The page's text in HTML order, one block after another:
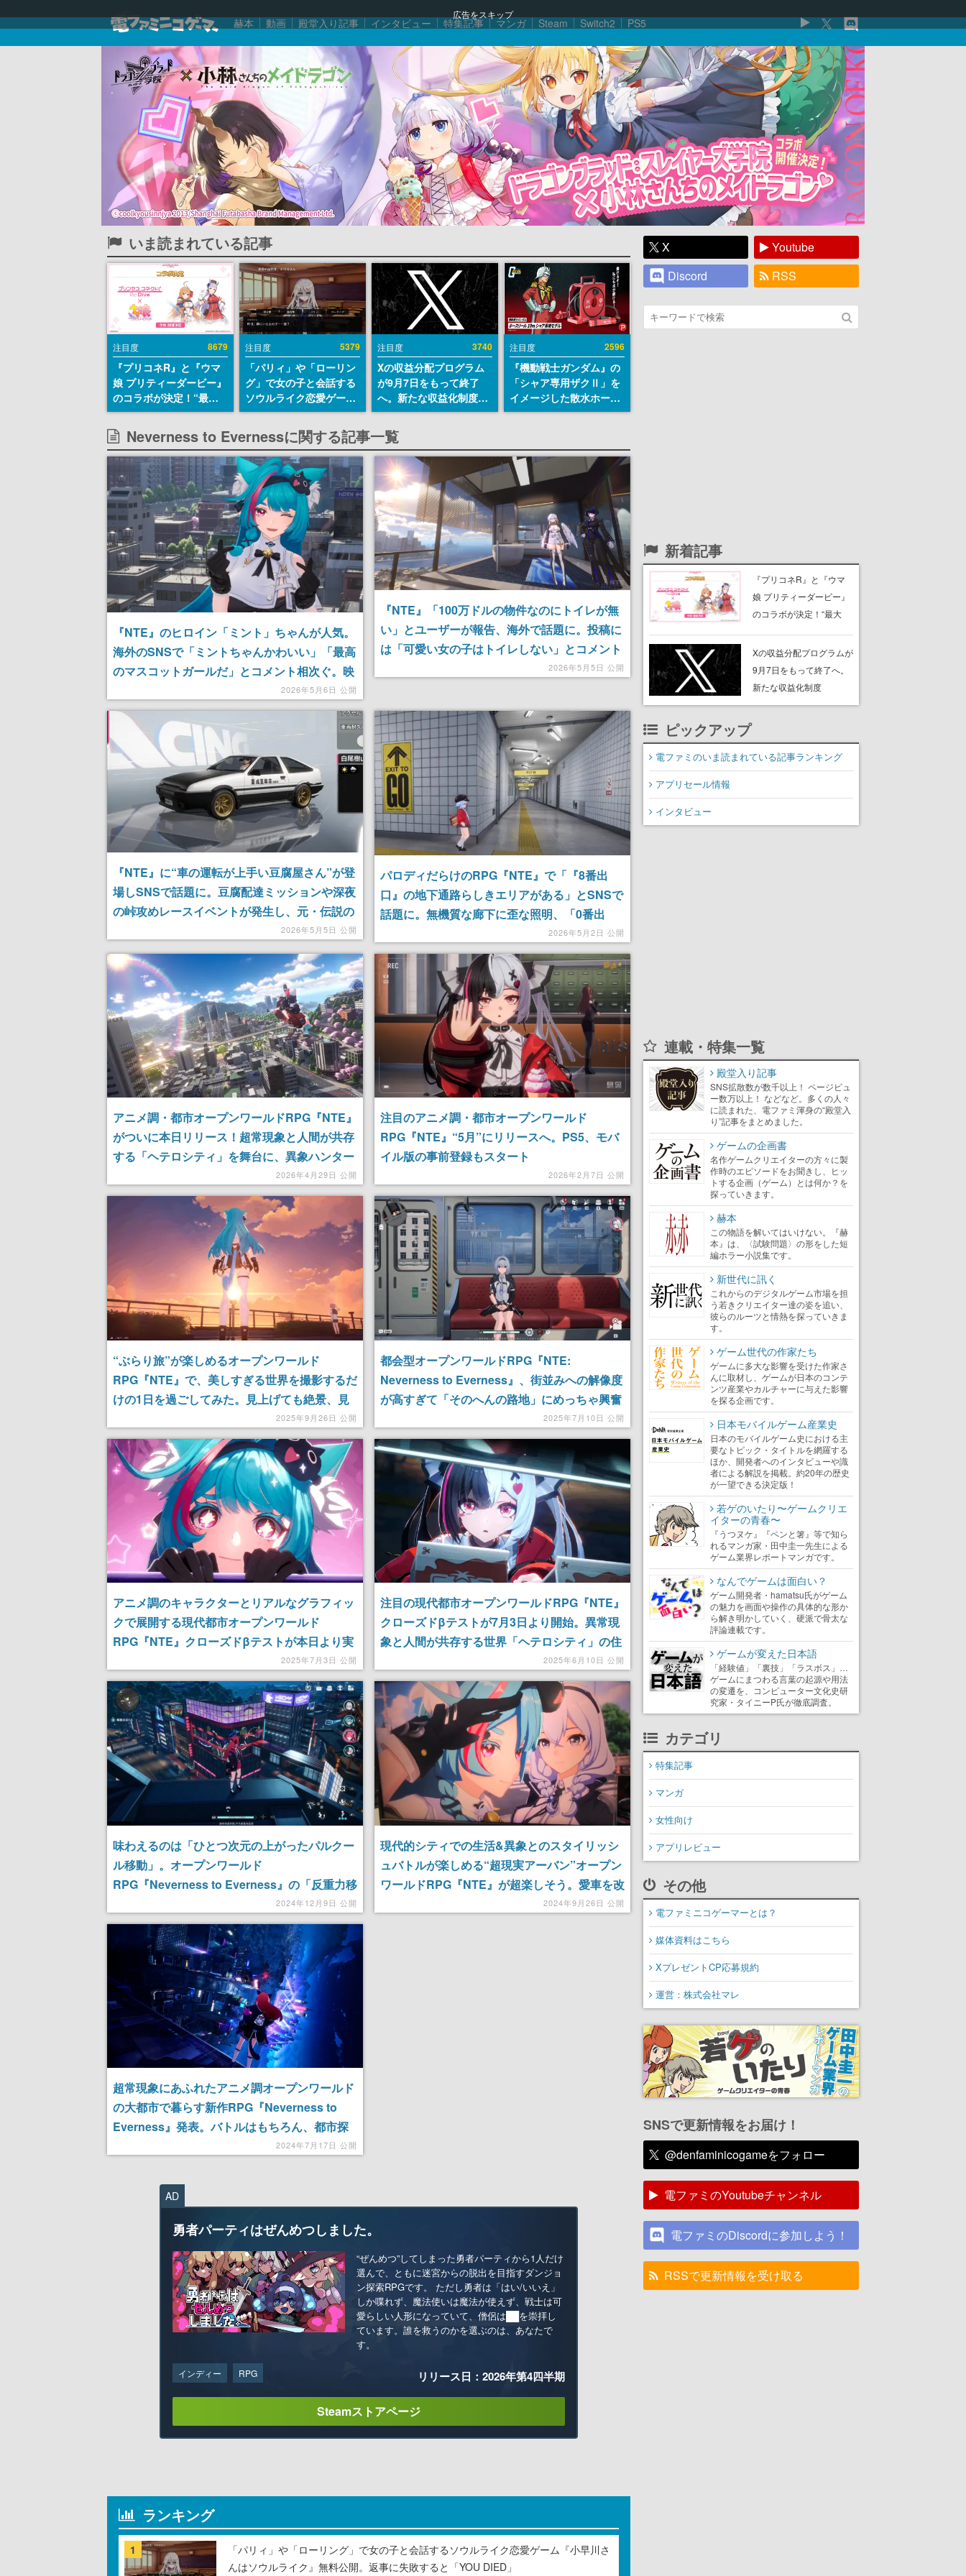
広告をスキップ
赫本 動画 殿堂入り記事 インタビュー 特集記事 マンガ Steam Switch2 PS5
いま読まれている記事
注目度 8679
『プリコネR』と『ウマ
娘 プリティーダービー』
のコラボが決定！“最大
170連無料”の8.5周年キ
ャンペーンなども発表
注目度 5379
「パリィ」や「ローリン
グ」で女の子と会話する
ソウルライク恋愛ゲーム
『小早川さんはソウルラ
イク』無料公開。返事に
失敗すると「YOU
DIED」
注目度 3740
Xの収益分配プログラム
が9月7日をもって終了
へ。新たな収益化制度
「Original Content
Rewards Program」を
発表
注目度 2596
『機動戦士ガンダム』の
「シャア専用ザクⅡ」を
イメージした散水ホース
リールが予約開始。本体
エンブレム、型式番号な
どを配置
Neverness to Evernessに関する記事一覧
『NTE』のヒロイン「ミント」ちゃんが人気。
海外のSNSで「ミントちゃんかわいい」「最高
のマスコットガールだ」とコメント相次ぐ。映
画にドライブ、お家デートなど、キャラとの交
流要素が話題の都市型オープンワールドRPG
2026年5月6日 公開
『NTE』「100万ドルの物件なのにトイレが無
い」とユーザーが報告、海外で話題に。投稿に
は「可愛い女の子はトイレしない」とコメント
相次ぐ。住居も探せる都市型オープンワールド
2026年5月5日 公開
『NTE』に“車の運転が上手い豆腐屋さん”が登
場しSNSで話題に。豆腐配達ミッションや深夜
の峠攻めレースイベントが発生し、元・伝説の
走り屋の依頼で街を駆け抜けられる。「遊びた
すぎる」とコメント相次ぐ
2026年5月5日 公開
パロディだらけのRPG『NTE』で「『8番出
口』の地下通路らしきエリアがある」とSNSで
話題に。無機質な廊下に歪な照明、「0番出
口」と書かれた看板に「引き返せ」「もう後戻
りができないんだ」とコメント続出
2026年5月2日 公開
アニメ調・都市オープンワールドRPG『NTE』
がついに本日リリース！超常現象と人間が共存
する「ヘテロシティ」を舞台に、異象ハンター
として事件を解決していこう。PC/PS5/モバイ
ル向けに基本プレイ無料で配信
2026年4月29日 公開
注目のアニメ調・都市オープンワールド
RPG『NTE』“5月”にリリースへ。PS5、モバ
イル版の事前登録もスタート
2026年2月7日 公開
“ぶらり旅”が楽しめるオープンワールド
RPG『NTE』で、美しすぎる世界を撮影するだ
けの1日を過ごしてみた。見上げても絶景、見
下ろしても絶景。心が洗われる……
【TGS2025】
2025年9月26日 公開
都会型オープンワールドRPG『NTE:
Neverness to Everness』、街並みへの解像度
が高すぎて「そのへんの路地」にめっちゃ興奮
してしまう。適当に置かれたコンテナ、各部屋
の室外機、植え込み、電柱、どれもこれも見た
ことありすぎる。かなり日本っぽい！
2025年7月10日 公開
アニメ調のキャラクターとリアルなグラフィッ
クで展開する現代都市オープンワールド
RPG『NTE』クローズドβテストが本日より実
施。異常現象と人間が共存する世界「ヘテロシ
ティ」を舞台に、突発的に巻き起こる事件を解
決する
2025年7月3日 公開
注目の現代都市オープンワールドRPG『NTE』
クローズドβテストが7月3日より開始。異常現
象と人間が共存する世界「ヘテロシティ」の住
人となり、事件を解決しながら日常に馴染んで
いこう。テストは抽選に当選した方のみ参加可
能
2025年6月10日 公開
味わえるのは「ひとつ次元の上がったパルクー
ル移動」。オープンワールド
RPG『Neverness to Everness』の「反重力移
動」がクセになる爽快感。重力を無視して駆け
回るのが、とにかく気持ちいい！
2024年12月9日 公開
現代的シティでの生活&異象とのスタイリッシ
ュバトルが楽しめる“超現実アーバン”オープン
ワールドRPG『NTE』が超楽しそう。愛車を改
造して爆走したり、ゴミ箱みたいな敵と戦った
2024年9月26日 公開
超常現象にあふれたアニメ調オープンワールド
の大都市で暮らす新作RPG『Neverness to
Everness』発表。バトルはもちろん、都市探
索や愛車のカスタマイズもたっぷり楽しめる
2024年7月17日 公開
AD
勇者パーティはぜんめつしました。
“ぜんめつ”してしまった勇者パーティから1人だけ
選んで、ともに迷宮からの脱出を目指すダンジョ
ン探索RPGです。 ただし勇者は「はい/いいえ」
しか喋れず、魔法使いは魔法が使えず、戦士は可
愛らしい人形になっていて、僧侶は██を崇拝し
ています。誰を救うのかを選ぶのは、あなたで
す。
インディー RPG リリース日：2026年第4四半期
Steamストアページ
ランキング
1
「パリィ」や「ローリング」で女の子と会話するソウルライク恋愛ゲーム『小早川さ
んはソウルライク』無料公開。返事に失敗すると「YOU DIED」
X
Youtube
Discord
RSS
新着記事
『プリコネR』と『ウマ
娘 プリティーダービー』
のコラボが決定！“最大
ンペーンなども発表
Xの収益分配プログラムが
9月7日をもって終了へ。
新たな収益化制度
「Original Content
ピックアップ
電ファミのいま読まれている記事ランキング
アプリセール情報
インタビュー
連載・特集一覧
殿堂入り記事
SNS拡散数が数千以上！ ページビュ
ー数万以上！ などなど。多くの人々
に読まれた、電ファミ渾身の“殿堂入
り”記事をまとめました。
ゲームの企画書
名作ゲームクリエイターの方々に製
作時のエピソードをお聞きし、ヒッ
トする企画（ゲーム）とは何か？を
探っていきます。
赫本
この物語を解いてはいけない。『赫
本』は、〈試験問題〉の形をした短
編ホラー小説集です。
新世代に訊く
これからのデジタルゲーム市場を担
う若きクリエイター達の姿を追い、
彼らのルーツと情熱を探っていきま
す。
ゲーム世代の作家たち
ゲームに多大な影響を受けた作家さ
んに取材し、ゲームが日本のコンテ
ンツ産業やカルチャーに与えた影響
を探る企画です。
日本モバイルゲーム産業史
日本のモバイルゲーム史における主
要なトピック・タイトルを網羅する
ほか、開発者へのインタビューや識
者による解説を掲載。約20年の歴史
が一望できる決定版！
若ゲのいたり〜ゲームクリエ
イターの青春〜
『うつヌケ』『ペンと箸』等で知ら
れるマンガ家・田中圭一先生による
ゲーム業界レポートマンガです。
なんでゲームは面白い？
ゲーム開発者・hamatsu氏がゲーム
の魅力を画面や操作の具体的な形か
ら解き明かしていく、硬派で骨太な
評論連載です。
ゲームが変えた日本語
「経験値」「裏技」「ラスボス」…
ゲームにまつわる言葉の起源や用法
の変遷を、コンピューター文化史研
究家・タイニーP氏が徹底調査。
カテゴリ
特集記事
マンガ
女性向け
アプリレビュー
その他
電ファミニコゲーマーとは？
媒体資料はこちら
XプレゼントCP応募規約
運営：株式会社マレ
SNSで更新情報をお届け！
@denfaminicogameをフォロー
電ファミのYoutubeチャンネル
電ファミのDiscordに参加しよう！
RSSで更新情報を受け取る